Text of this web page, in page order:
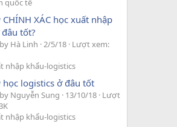
CHÍNH XÁC học xuất nhập
tốt?
Hà Linh 2/5/18 Lượt xem:
nhập khẩu-logistics
học logistics ở đâu tốt
Nguyễn Sung 13/10/18 Lượt
nhập khẩu-logistics